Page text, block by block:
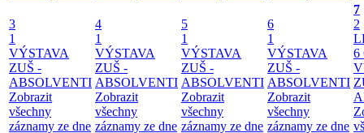
3
1
VÝSTAVA
ZUŠ -
ABSOLVENTI
Zobrazit
všechny
záznamy ze dne
4
1
VÝSTAVA
ZUŠ -
ABSOLVENTI
Zobrazit
všechny
záznamy ze dne
5
1
VÝSTAVA
ZUŠ -
ABSOLVENTI
Zobrazit
všechny
záznamy ze dne
6
1
VÝSTAVA
ZUŠ -
ABSOLVENTI
Zobrazit
všechny
záznamy ze dne
7
2
6